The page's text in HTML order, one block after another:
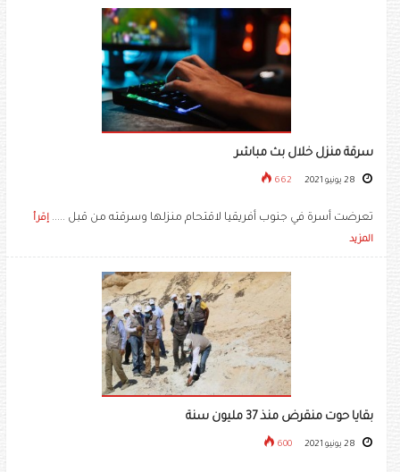
سرقة منزل خلال بث مباشر
662
تعرضت أسرة في جنوب أفريقيا لاقتحام منزلها وسرقته من قبل ..... إقرأ
المزيد
بقايا حوت منقرض منذ 37 مليون سنة
600